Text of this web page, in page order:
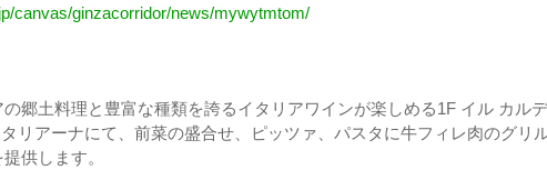
canvas/ginzacorridor/news/mywytmtom/
郷土料理と豊富な種類を誇るイタリアワインが楽しめる1F イル カル
リアーナにて、前菜の盛合せ、ピッツァ、パスタに牛フィレ肉のグリ
供します。